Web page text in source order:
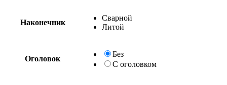
Наконечник
Сварной
Литой
Оголовок
Без
С оголовком